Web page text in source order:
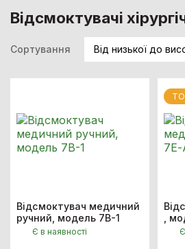
Відсмоктувачі
Сортування
Відсмоктувач медичний
ручний, модель 7В-1
Є в наявності
,